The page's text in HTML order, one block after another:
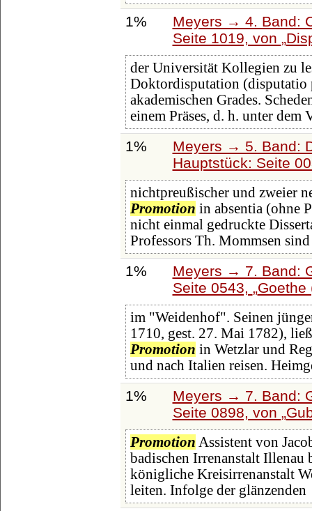
1%
Meyers → 4. Band:
Seite 1019, von
der Universität Kollegien zu
Doktordisputation (disputatio
akademischen Grades.
einem Präses, d. h. unter dem
1%
Meyers → 5. Band:
Hauptstück: Seite
nichtpreußischer und zweier
Promotion in absentia (ohne
nicht einmal gedruckte
Professors Th. Mommsen
1%
Meyers → 7. Band:
Seite 0543,
Goethe
im "Weidenhof". Seinen
1710, gest. 27. Mai 1782),
Promotion in Wetzlar und
und nach Italien reisen.
1%
Meyers → 7. Band:
Seite 0898, von
Promotion Assistent von
badischen Irrenanstalt Illenau
königliche Kreisirrenanstalt
leiten. Infolge der glänzenden